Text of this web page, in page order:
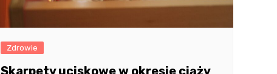
Zdrowie
Skarpety uciskowe w okresie ciąży